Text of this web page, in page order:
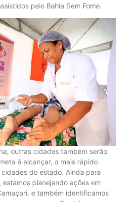
pelo Bahia Sem Fome.
outras cidades também serão
é alcançar, o mais rápido
do estado. Ainda para
planejando ações em
e também identificamos